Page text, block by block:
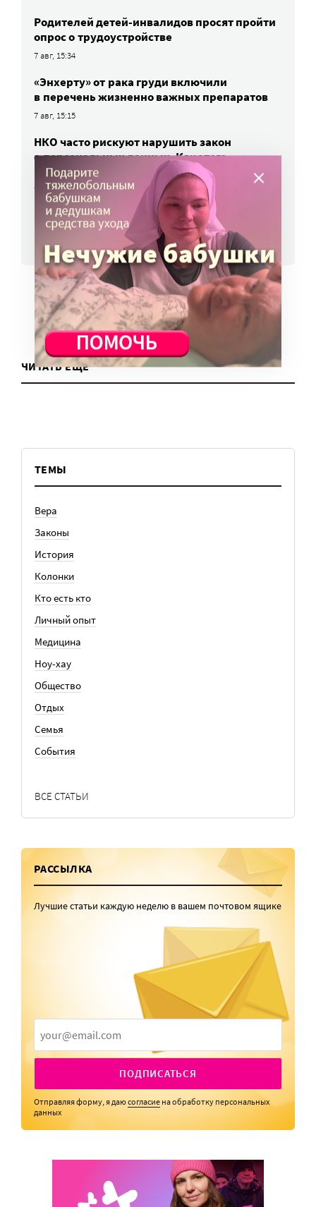
Родителей детей-инвалидов просят пройти
опрос о трудоустройстве
7 авг, 15:34
«Энхерту» от рака груди включили
в перечень жизненно важных препаратов
7 авг, 15:15
НКО часто рискуют нарушить закон
о персональных данных. Как этого
избежать?
7 авг, 13:13
ВСЕ НОВОСТИ
ЧИТАТЬ ЕЩЕ
ТЕМЫ
Вера
Законы
История
Колонки
Кто есть кто
Личный опыт
Медицина
Ноу-хау
Общество
Отдых
Семья
События
ВСЕ СТАТЬИ
РАССЫЛКА
Лучшие статьи каждую неделю в вашем почтовом ящике
ПОДПИСАТЬСЯ
Отправляя форму, я даюсогласие на обработку персональных
данных